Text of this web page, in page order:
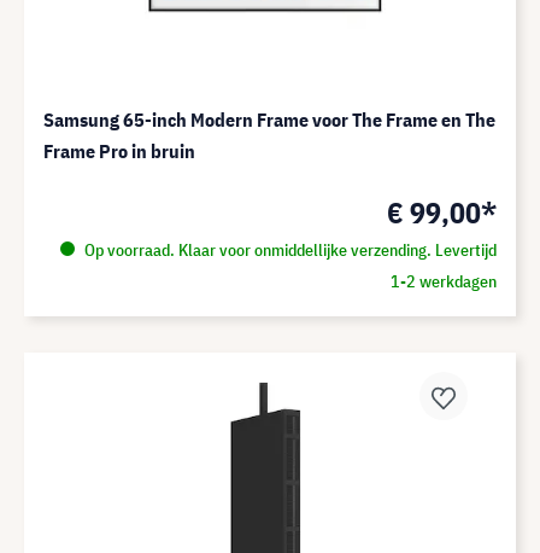
Samsung 65-inch Modern Frame voor The Frame en The
Frame Pro in bruin
€ 99,00*
Op voorraad. Klaar voor onmiddellijke verzending. Levertijd
1-2 werkdagen